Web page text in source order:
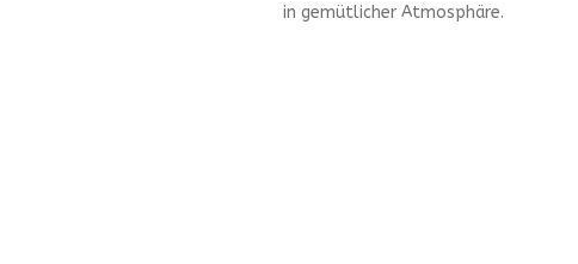
in gemütlicher Atmosphäre.